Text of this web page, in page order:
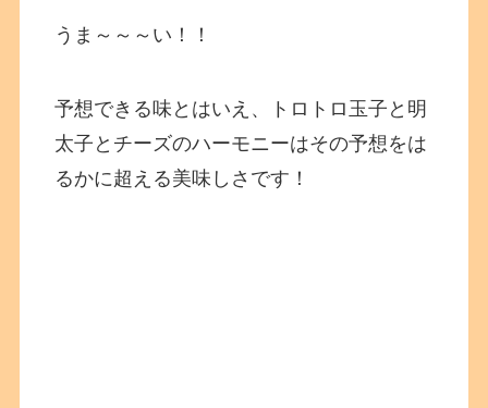
うま～～～い！！
予想できる味とはいえ、トロトロ玉子と明
太子とチーズのハーモニーはその予想をは
るかに超える美味しさです！